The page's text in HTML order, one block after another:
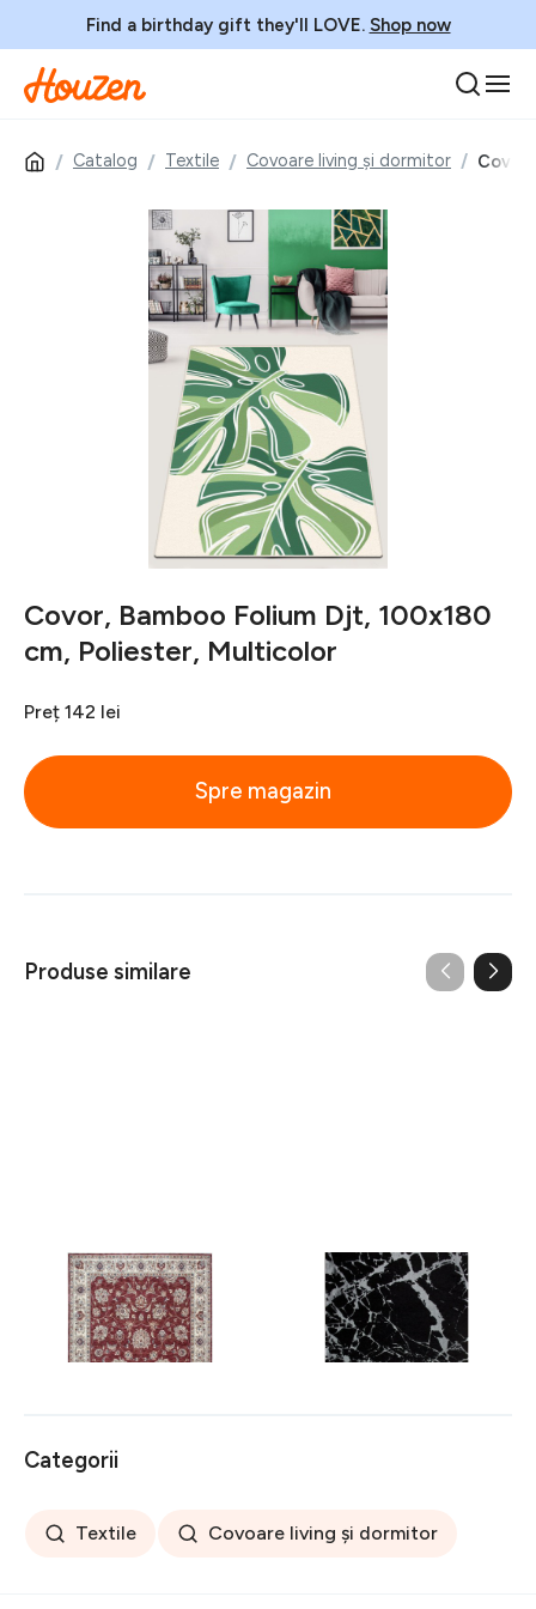
Find a birthday gift they'll LOVE. Shop now
Catalog Textile Covoare living și dormitor
Covor, Bamboo Folium Djt, 100x180
cm, Poliester, Multicolor
Preț 142 lei
Spre magazin
Produse similare
Covor rezistent Eko, ALT
05 - Red, Ivory, 100%
poliester, 80 x 150 cm
256 lei
Covor rezistent SM 21 -
Black, Silver XW, 80x300
441 lei
Categorii
Textile Covoare living și dormitor